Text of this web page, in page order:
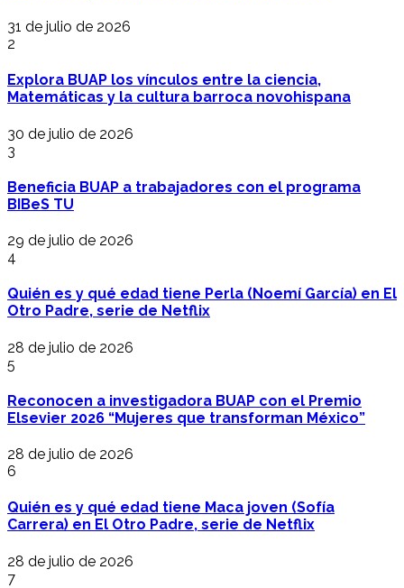
31 de julio de 2026
2
Explora BUAP los vínculos entre la ciencia,
Matemáticas y la cultura barroca novohispana
30 de julio de 2026
3
Beneficia BUAP a trabajadores con el programa
BIBeS TU
29 de julio de 2026
4
Quién es y qué edad tiene Perla (Noemí García) en El
Otro Padre, serie de Netflix
28 de julio de 2026
5
Reconocen a investigadora BUAP con el Premio
Elsevier 2026 “Mujeres que transforman México”
28 de julio de 2026
6
Quién es y qué edad tiene Maca joven (Sofía
Carrera) en El Otro Padre, serie de Netflix
28 de julio de 2026
7